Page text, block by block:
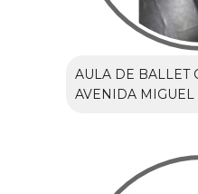
AULA DE BALLET
AVENIDA MIGUEL